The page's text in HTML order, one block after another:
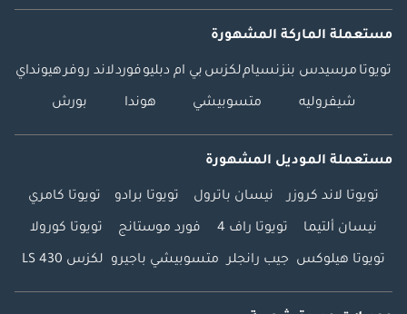
مستعملة الماركة المشهورة
تويوتا مرسيدس بنزنسياملكزس بي ام دبليوفوردلاند روفرهيونداي
شيفروليه متسوبيشي هوندا بورش
مستعملة الموديل المشهورة
تويوتا لاند كروزر نيسان باترول تويوتا برادو تويوتا كامري
نيسان ألتيما تويوتا راف 4 فورد موستانج تويوتا كورولا
تويوتا هيلوكس جيب رانجلر متسوبيشي باجيرو لكزس LS 430